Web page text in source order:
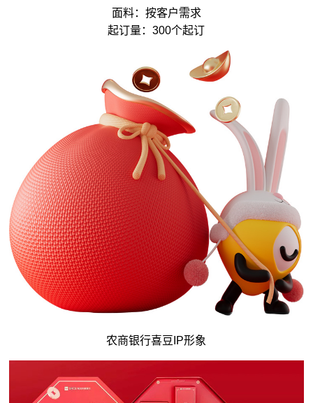
面料：按客户需求
起订量：300个起订
农商银行喜豆IP形象